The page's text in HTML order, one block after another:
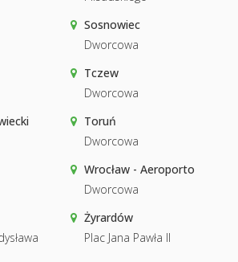
Sosnowiec
Dworcowa
Tczew
Dworcowa
Toruń
Dworcowa
Wrocław - Aeroporto
Dworcowa
Żyrardów
Plac Jana Pawła II